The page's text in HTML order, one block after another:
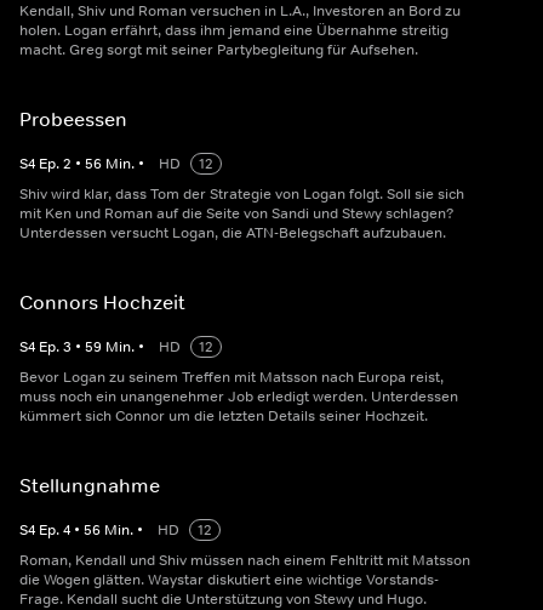
Kendall, Shiv und Roman versuchen in L.A., Investoren an Bord zu
holen. Logan erfährt, dass ihm jemand eine Übernahme streitig
macht. Greg sorgt mit seiner Partybegleitung für Aufsehen.
Probeessen
S4 Ep.2 • 56 Min. • HD
12
Shiv wird klar, dass Tom der Strategie von Logan folgt. Soll sie sich
mit Ken und Roman auf die Seite von Sandi und Stewy schlagen?
Unterdessen versucht Logan, die ATN-Belegschaft aufzubauen.
Connors Hochzeit
S4 Ep.3 • 59 Min. • HD
12
Bevor Logan zu seinem Treffen mit Matsson nach Europa reist,
muss noch ein unangenehmer Job erledigt werden. Unterdessen
kümmert sich Connor um die letzten Details seiner Hochzeit.
Stellungnahme
S4 Ep.4 • 56 Min. • HD
12
Roman, Kendall und Shiv müssen nach einem Fehltritt mit Matsson
die Wogen glätten. Waystar diskutiert eine wichtige Vorstands-
Frage. Kendall sucht die Unterstützung von Stewy und Hugo.